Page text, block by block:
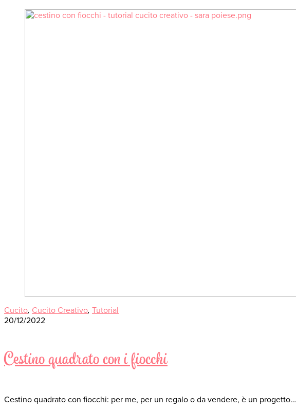
Cucito, Cucito Creativo, Tutorial
20/12/2022
Cestino quadrato con i fiocchi
Cestino quadrato con fiocchi: per me, per un regalo o da vendere, è un progetto…